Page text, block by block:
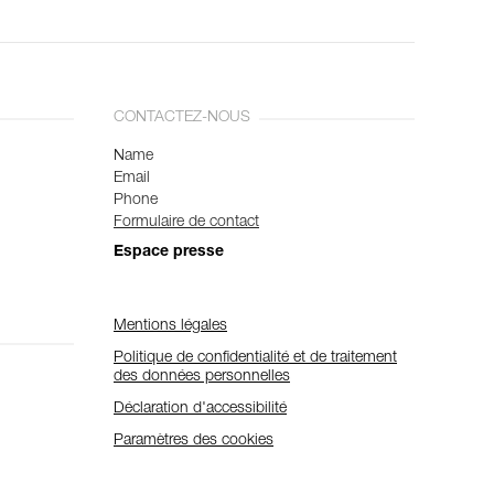
CONTACTEZ-NOUS
Name
Email
Phone
Formulaire de contact
Espace presse
Mentions légales
Politique de confidentialité et de traitement
des données personnelles
Déclaration d'accessibilité
Paramètres des cookies